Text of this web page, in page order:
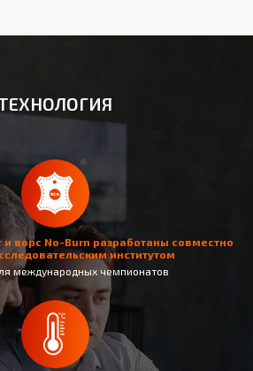
ворс No-Burn разработаны совместно
институтом
международных чемпионатов